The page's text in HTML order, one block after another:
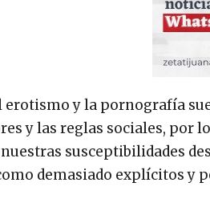
y la pornografía
y las reglas sociales, por
susceptibilidades
demasiado explícitos y